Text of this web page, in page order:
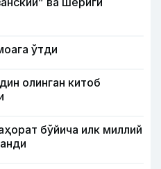
ўтди
олинган китоб
бўйича илк миллий